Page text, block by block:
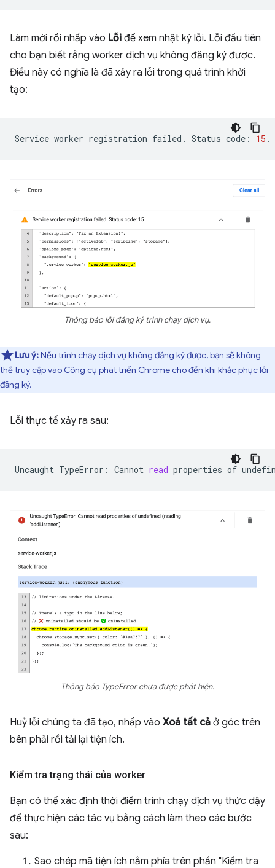
Làm mới rồi nhấp vào Lỗi để xem nhật ký lỗi. Lỗi đầu tiên
cho bạn biết rằng worker dịch vụ không đăng ký được.
Điều này có nghĩa là đã xảy ra lỗi trong quá trình khởi
tạo:
Service worker registration failed. Status code: 15
Thông báo lỗi đăng ký trình chạy dịch vụ.
Lưu ý:Nếu trình chạy dịch vụ không đăng ký được, bạn sẽ không
thể truy cập vào Công cụ phát triển Chrome cho đến khi khắc phục lỗi
đăng ký.
Lỗi thực tế xảy ra sau:
Uncaught TypeError: Cannot read properties of
Thông báo TypeError chưa được phát hiện.
Huỷ lỗi chúng ta đã tạo, nhấp vào Xoá tất cả ở góc trên
bên phải rồi tải lại tiện ích.
Kiểm tra trạng thái của worker
Bạn có thể xác định thời điểm trình chạy dịch vụ thức dậy
để thực hiện các tác vụ bằng cách làm theo các bước
sau:
Sao chép mã tiện ích nằm phía trên phần "Kiểm tra